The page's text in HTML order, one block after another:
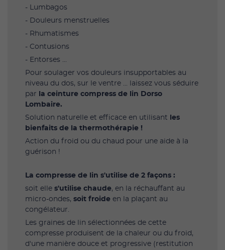
- Lumbagos
- Douleurs menstruelles
- Rhumatismes
- Contusions
- Entorses ...
Pour soulager vos douleurs insupportables au
niveau du dos, sur le ventre ... laissez vous séduire
par la ceinture compress de lin Dorso
Lombaire.
Solution naturelle et efficace en utilisant les
bienfaits de la thermothérapie !
Action du froid ou du chaud pour une aide à la
guérison !
La compresse de lin s'utilise de 2 façons :
soit elle s'utilise chaude, en la réchauffant au
micro-ondes, soit froide en la plaçant au
congélateur.
Les graines de lin sélectionnées de cette
compresse produisent de la chaleur ou du froid,
d'une manière douce et progressive (restitution